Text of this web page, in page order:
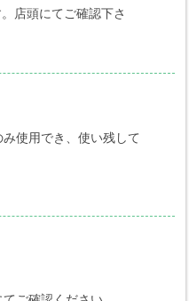
店頭にてご確認下さ
使用でき、使い残して